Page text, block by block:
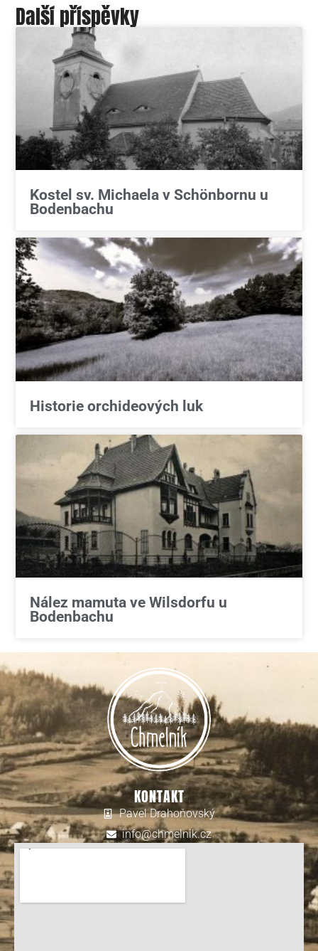
Další příspěvky
Kostel sv. Michaela v Schönbornu u
Bodenbachu
Historie orchideových luk
Nález mamuta ve Wilsdorfu u
Bodenbachu
KONTAKT
Pavel Drahoňovský
info@chmelnik.cz